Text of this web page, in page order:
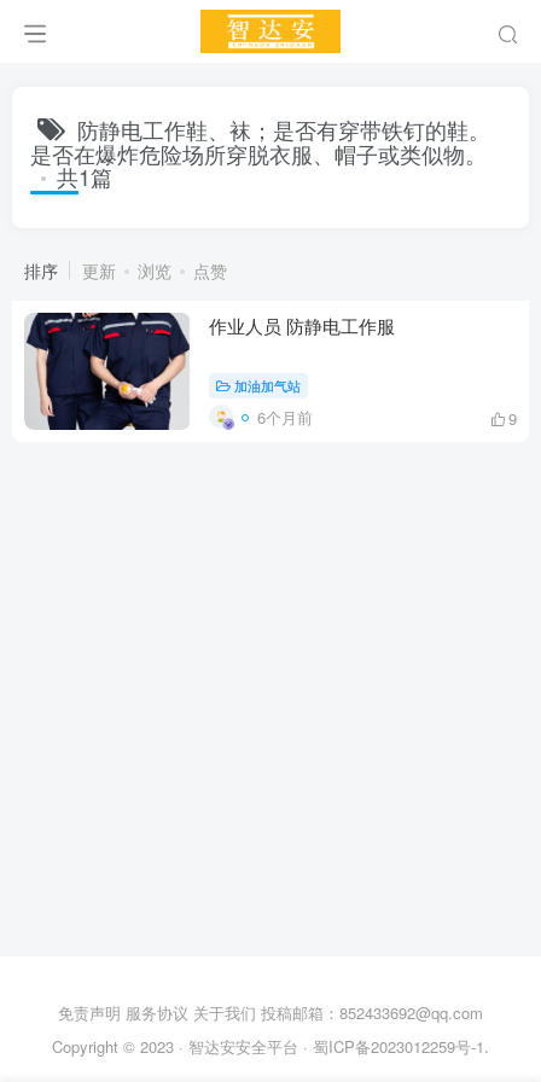
防静电工作鞋、袜；是否有穿带铁钉的鞋。
是否在爆炸危险场所穿脱衣服、帽子或类似物。
共1篇
排序 更新 浏览 点赞
作业人员 防静电工作服
加油加气站
6个月前 9
免责声明 服务协议 关于我们 投稿邮箱：852433692@qq.com
Copyright © 2023 · 智达安安全平台 · 蜀ICP备2023012259号-1.